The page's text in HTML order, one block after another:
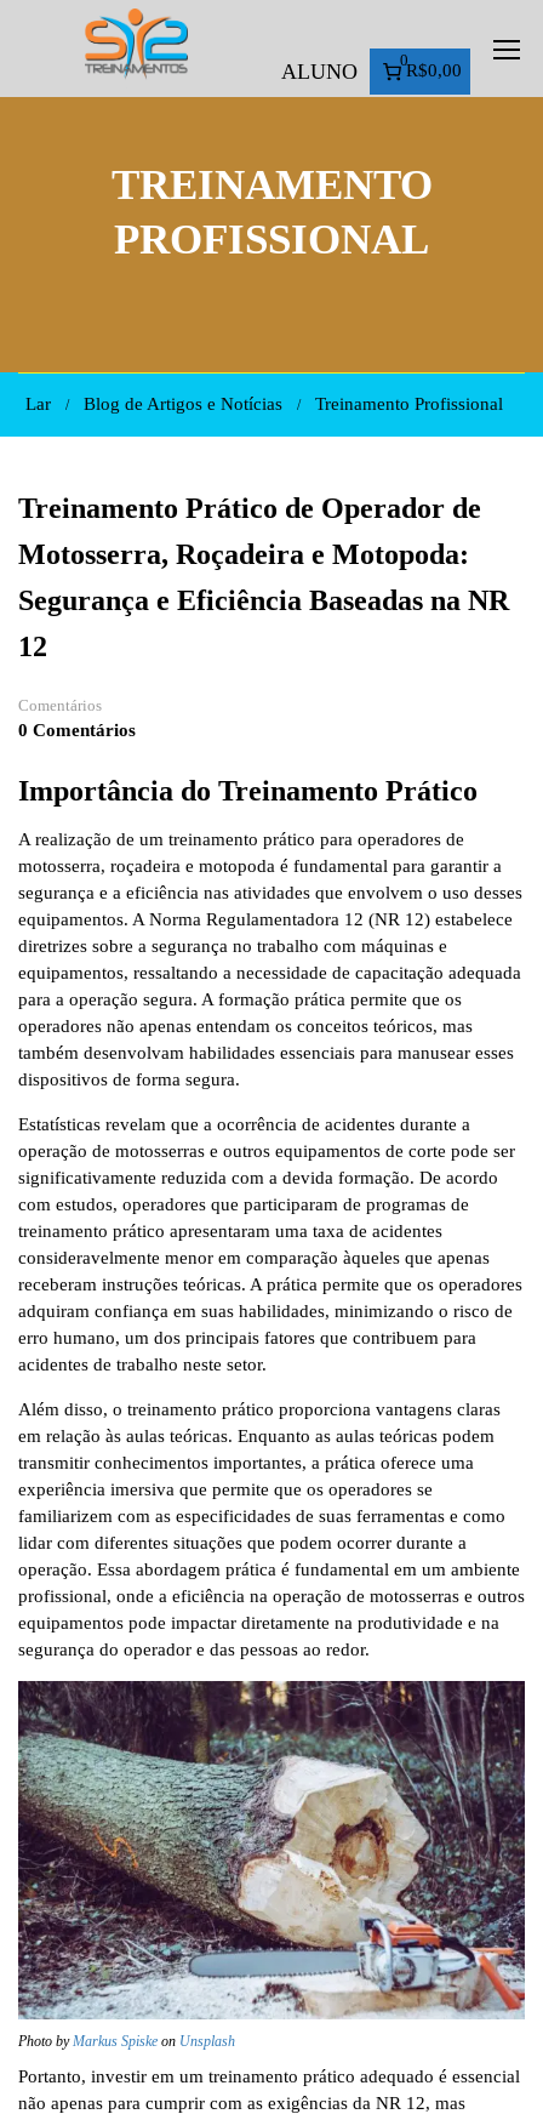
ALUNO 0
R$0,00
TREINAMENTO
PROFISSIONAL
Lar Blog de Artigos e Notícias Treinamento Profissional
Treinamento Prático de Operador de
Motosserra, Roçadeira e Motopoda:
Segurança e Eficiência Baseadas na NR
12
Comentários
0 Comentários
Importância do Treinamento Prático
A realização de um treinamento prático para operadores de
motosserra, roçadeira e motopoda é fundamental para garantir a
segurança e a eficiência nas atividades que envolvem o uso desses
equipamentos. A Norma Regulamentadora 12 (NR 12) estabelece
diretrizes sobre a segurança no trabalho com máquinas e
equipamentos, ressaltando a necessidade de capacitação adequada
para a operação segura. A formação prática permite que os
operadores não apenas entendam os conceitos teóricos, mas
também desenvolvam habilidades essenciais para manusear esses
dispositivos de forma segura.
Estatísticas revelam que a ocorrência de acidentes durante a
operação de motosserras e outros equipamentos de corte pode ser
significativamente reduzida com a devida formação. De acordo
com estudos, operadores que participaram de programas de
treinamento prático apresentaram uma taxa de acidentes
consideravelmente menor em comparação àqueles que apenas
receberam instruções teóricas. A prática permite que os operadores
adquiram confiança em suas habilidades, minimizando o risco de
erro humano, um dos principais fatores que contribuem para
acidentes de trabalho neste setor.
Além disso, o treinamento prático proporciona vantagens claras
em relação às aulas teóricas. Enquanto as aulas teóricas podem
transmitir conhecimentos importantes, a prática oferece uma
experiência imersiva que permite que os operadores se
familiarizem com as especificidades de suas ferramentas e como
lidar com diferentes situações que podem ocorrer durante a
operação. Essa abordagem prática é fundamental em um ambiente
profissional, onde a eficiência na operação de motosserras e outros
equipamentos pode impactar diretamente na produtividade e na
segurança do operador e das pessoas ao redor.
Photo by Markus Spiske on Unsplash
Portanto, investir em um treinamento prático adequado é essencial
não apenas para cumprir com as exigências da NR 12, mas